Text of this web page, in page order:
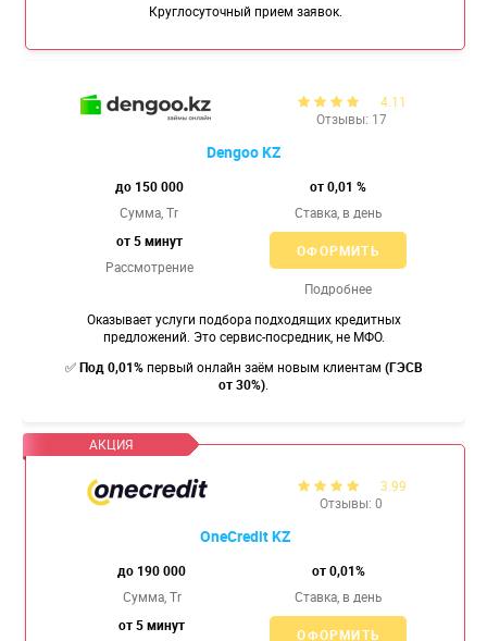
Круглосуточный прием заявок.
4.11
Отзывы: 17
Dengoo KZ
до 150 000
Сумма, Tr
от 0,01 %
Ставка, в день
от 5 минут
Рассмотрение
ОФОРМИТЬ
Подробнее
Оказывает услуги подбора подходящих кредитных
предложений. Это сервис-посредник, не МФО.
✅Под 0,01%первый онлайн заём новым клиентам (ГЭСВ
от 30%)
3.99
Отзывы: 0
OneCredit KZ
до 190 000
Сумма, Tr
от 0,01%
Ставка, в день
от 5 минут
ОФОРМИТЬ